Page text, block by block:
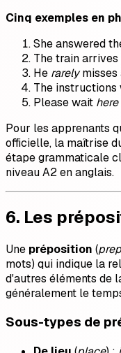
Cinq exemples en
She answered
The train arrives
He rarelymisses
The instructions
Please wait here
Pour les apprenants
officielle, la maîtrise
étape grammaticale
niveau A2 en anglais.
6. Les
Une préposition (
mots) qui indique la
d'autres éléments de
généralement le
Sous-types de